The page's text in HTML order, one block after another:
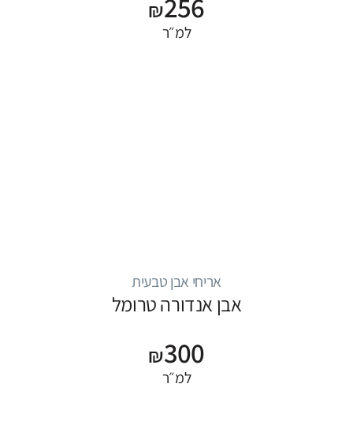
₪
למ״ר
אריחי אבן טבעית
אבן אנדורה טרומל
₪300
למ״ר